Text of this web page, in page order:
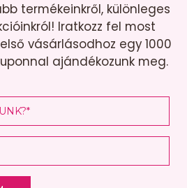
termékeinkről, különleges
Iratkozz fel most
vásárlásodhoz egy 1000
ajándékozunk meg.